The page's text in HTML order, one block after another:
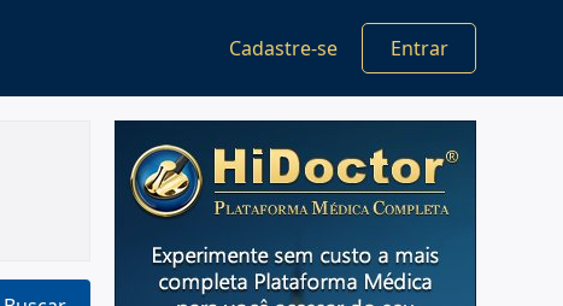
Cadastre-se Entrar